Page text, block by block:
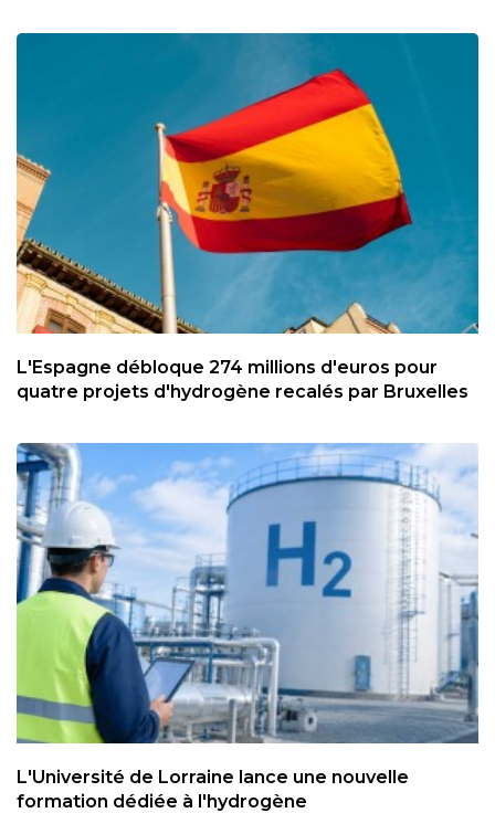
L'Espagne débloque 274 millions d'euros pour
quatre projets d'hydrogène recalés par Bruxelles
L'Université de Lorraine lance une nouvelle
formation dédiée à l'hydrogène